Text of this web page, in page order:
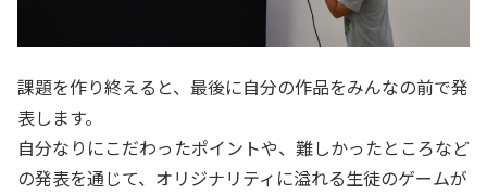
課題を作り終えると、最後に自分の作品をみんなの前で発
表します。
自分なりにこだわったポイントや、難しかったところなど
の発表を通じて、オリジナリティに溢れる生徒のゲームが